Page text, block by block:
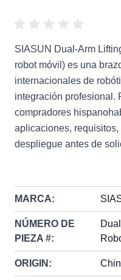
SIASUN Dual-Arm
robot móvil) es una
internacionales de
integración profesional.
compradores
aplicaciones,
despliegue antes de
MARCA:
NÚMERO DE
PIEZA #:
ORIGIN: